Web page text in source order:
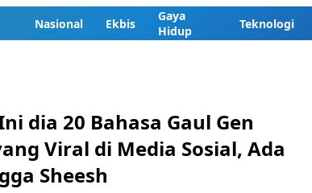
Nasional Ekbis
Gaya
Hidup
Teknologi
dia 20 Bahasa Gaul Gen
Viral di Media Sosial, Ada
Sheesh